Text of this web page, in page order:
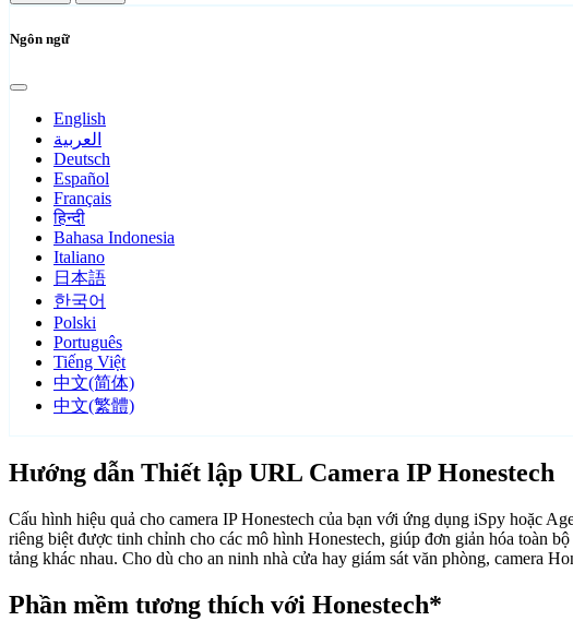
Ngôn ngữ
English
العربية
Deutsch
Español
Français
हिन्दी
Bahasa Indonesia
Italiano
日本語
한국어
Polski
Português
Tiếng Việt
中文(简体)
中文(繁體)
Hướng dẫn Thiết lập URL Camera IP Honestech
Cấu hình hiệu quả cho camera IP Honestech của bạn với ứng dụng iSpy hoặc
riêng biệt được tinh chỉnh cho các mô hình Honestech, giúp đơn giản hóa toàn
tảng khác nhau. Cho dù cho an ninh nhà cửa hay giám sát văn phòng, camera
Phần mềm tương thích với Honestech*